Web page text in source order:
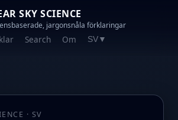
SKY SCIENCE
jargonsnåla förklaringar
Search Om SV ▼
· SV